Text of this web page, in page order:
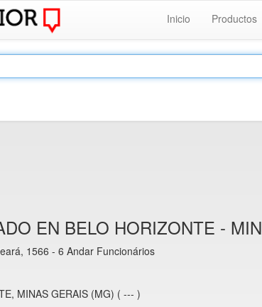
Inicio Productos
EN BELO HORIZONTE -
1566 - 6 Andar Funcionários
MINAS GERAIS (MG) ( --- )